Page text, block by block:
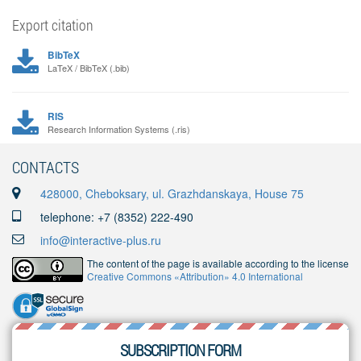
Export citation
BibTeX
LaTeX / BibTeX (.bib)
RIS
Research Information Systems (.ris)
CONTACTS
428000, Cheboksary, ul. Grazhdanskaya, House 75
telephone: +7 (8352) 222-490
info@interactive-plus.ru
The content of the page is available according to the license
Creative Commons «Attribution» 4.0 International
SUBSCRIPTION FORM